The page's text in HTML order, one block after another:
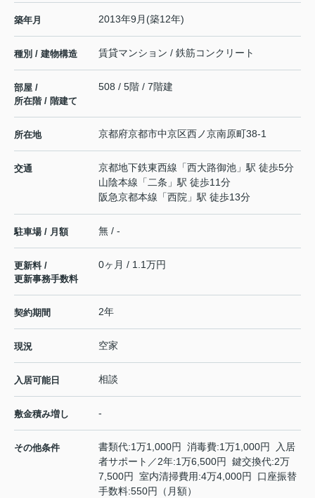
築年月 2013年9月(築12年)
種別 / 建物構造 賃貸マンション / 鉄筋コンクリート
部屋 /
所在階 / 階建て
508 / 5階 / 7階建
所在地 京都府京都市中京区西ノ京南原町38-1
交通 京都地下鉄東西線 「西大路御池 」駅 徒歩5分
山陰本線 「 二条 」駅 徒歩11分
阪急京都本線 「西院 」駅 徒歩13分
駐車場 / 月額 無 / -
更新料 /
更新事務手数料
0ヶ月 / 1.1万円
契約期間 2年
現況 空家
入居可能日 相談
敷金積み増し -
その他条件
書類代:1万1,000円 消毒費:1万1,000円 入居
者サポート／2年:1万6,500円 鍵交換代:2万
7,500円 室内清掃費用:4万4,000円 口座振替
手数料:550円（月額）